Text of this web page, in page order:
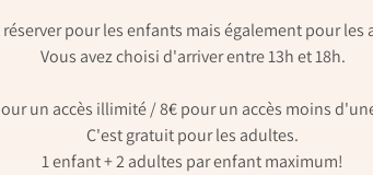
pour les enfants mais également pour les
Vous avez choisi d'arriver entre 13h et 18h.
un accès illimité / 8€ pour un accès moins
C'est gratuit pour les adultes.